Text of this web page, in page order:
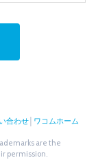
合わせ ワコムホーム
are the
permission.